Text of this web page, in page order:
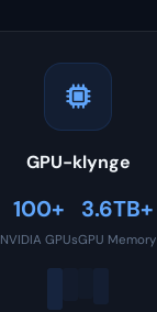
GPU-klynge
100+
NVIDIA GPUs
3.6TB+
GPU Memory